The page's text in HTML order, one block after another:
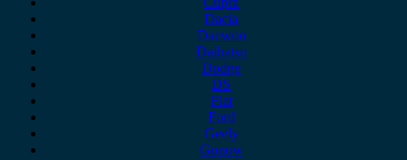
Dacia
Daewoo
Daihatsu
Dodge
DS
Fiat
Ford
Geely
Gonow